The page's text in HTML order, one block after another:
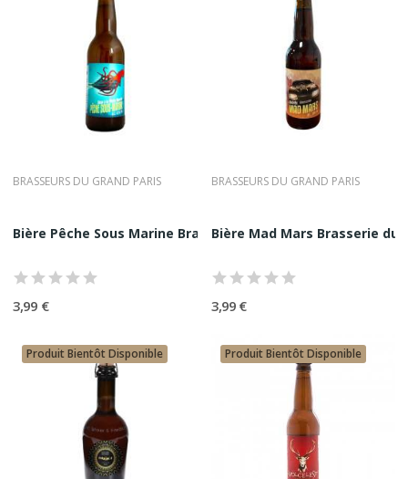
BRASSEURS DU GRAND PARIS
Bière Pêche Sous Marine Brasserie du Grand...
3,99 €
BRASSEURS DU GRAND PARIS
Bière Mad Mars Brasserie du
3,99 €
Produit Bientôt Disponible Produit Bientôt Disponible